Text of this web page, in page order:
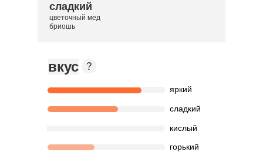
цветочный мед
бриошь
сладкий
сладкий
кислый
горький
яркий
вкус